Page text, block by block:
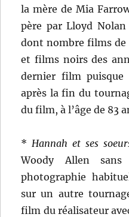
la mère de Mia
père par Lloyd
dont nombre films de
et films noirs des
dernier film puisque
après la fin du
du film, à l’âge de 83
* Hannah et ses
Woody Allen
photographie
sur un autre
film du réalisateur